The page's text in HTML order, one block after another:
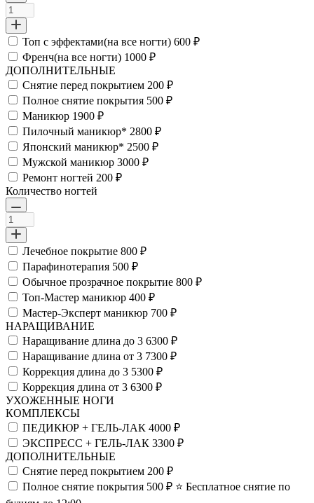
Топ с эффектами(на все ногти) 600 ₽
Френч(на все ногти) 1000 ₽
ДОПОЛНИТЕЛЬНЫЕ
Снятие перед покрытием 200 ₽
Полное снятие покрытия 500 ₽
Маникюр 1900 ₽
Пилочный маникюр* 2800 ₽
Японский маникюр* 2500 ₽
Мужской маникюр 3000 ₽
Ремонт ногтей 200 ₽
Количество ногтей
Лечебное покрытие 800 ₽
Парафинотерапия 500 ₽
Обычное прозрачное покрытие 800 ₽
Топ-Мастер маникюр 400 ₽
Мастер-Эксперт маникюр 700 ₽
НАРАЩИВАНИЕ
Наращивание длина до 3 6300 ₽
Наращивание длина от 3 7300 ₽
Коррекция длина до 3 5300 ₽
Коррекция длина от 3 6300 ₽
УХОЖЕННЫЕ НОГИ
КОМПЛЕКСЫ
ПЕДИКЮР + ГЕЛЬ-ЛАК 4000 ₽
ЭКСПРЕСС + ГЕЛЬ-ЛАК 3300 ₽
ДОПОЛНИТЕЛЬНЫЕ
Снятие перед покрытием 200 ₽
Полное снятие покрытия 500 ₽ ⭐️ Бесплатное снятие по